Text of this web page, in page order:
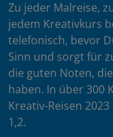
Zu jeder Malreise,
jedem Kreativkurs
telefonisch, bevor
Sinn und sorgt für
die guten Noten,
haben. In über 300
Kreativ-Reisen
1,2.